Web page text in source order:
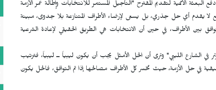
الأممية لتقديم المقترح "التأجيل المستمر للانتخابات وإطالة عمر الأزمة
لا يقدم أي حل جذري، بل يسعى لإرضاء الأطراف المتنازعة بلا جدوى، مبينة
بين الأطراف، في حين أن الانتخابات هي الطريق الحقيقي لإعادة الشرعية
الشارع الليبي" وترى أن الحل الأمثل يجب أن يكون ليبياً ــ ليبياً، فترتيب
في حل الأزمة، حيث تخسر كل الأطراف مصالحها إذا تم التوافق، فالحل يكون